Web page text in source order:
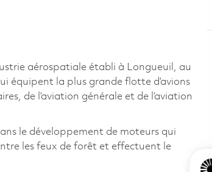
aérospatiale établi à Longueuil, au
équipent la plus grande flotte d’avions
de l’aviation générale et de l’aviation
le développement de moteurs qui
les feux de forêt et effectuent le